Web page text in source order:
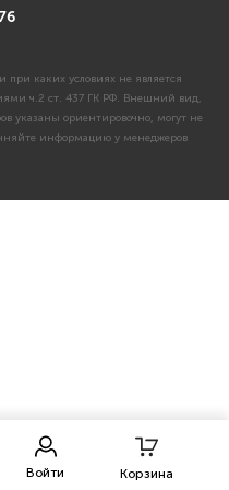
Войти Корзина
каких условиях не является
ч.2 ст. 437 ГК РФ. Внешний вид,
указаны ориентировочно, могут не
информацию у менеджеров